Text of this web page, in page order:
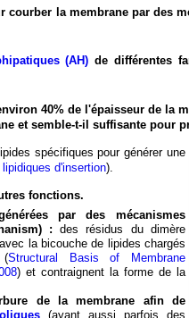
courber la membrane par des
(AH) de différentes
40% de l'épaisseur de la
et semble-t-il suffisante pour
spécifiques pour générer une
d'insertion).
fonctions.
par des mécanismes
: des résidus du dimère
la bicouche de lipides chargés
(Structural Basis of Membrane
) et contraignent la forme de la
de la membrane afin de
(ayant aussi parfois des